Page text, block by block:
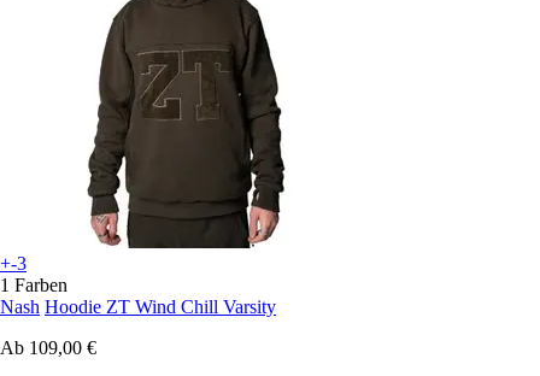
+-3
1 Farben
Nash Hoodie ZT Wind Chill Varsity
Ab 109,00 €